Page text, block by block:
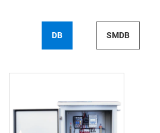
DB SMDB